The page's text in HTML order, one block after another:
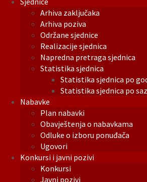
Arhiva zaključaka
Arhiva poziva
Održane sjednice
Realizacije sjednica
Napredna pretraga sjednica
Statistika sjednica
Statistika sjednica po
Statistika sjednica po
Nabavke
Plan nabavki
Obavještenja o nabavkama
Odluke o izboru ponuđača
Ugovori
Konkursi i javni pozivi
Konkursi
Javni pozivi